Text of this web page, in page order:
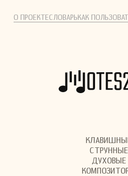
О ПРОЕКТЕСЛОВАРЬКАК
СТРУННЫЕ
ДУХОВЫЕ